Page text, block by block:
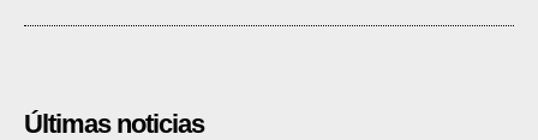
Últimas noticias